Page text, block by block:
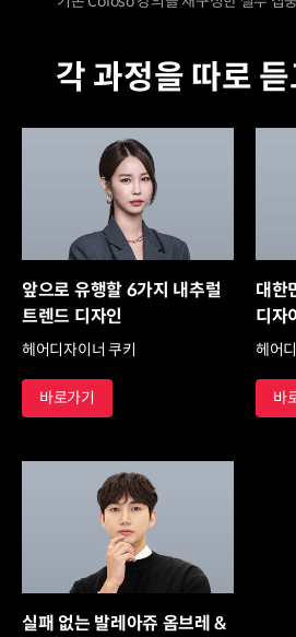
각 과정을 따로
앞으로 유행할 6가지 내추럴
트렌드 디자인
헤어디자이너 쿠키
바로가기
대한
디자
헤어
바
실패 없는 발레아쥬 옴브레 &